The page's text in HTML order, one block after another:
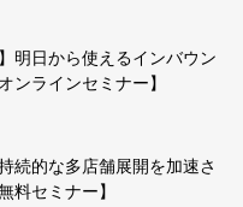
明日から使えるインバウン
ンラインセミナー】
続的な多店舗展開を加速さ
料セミナー】